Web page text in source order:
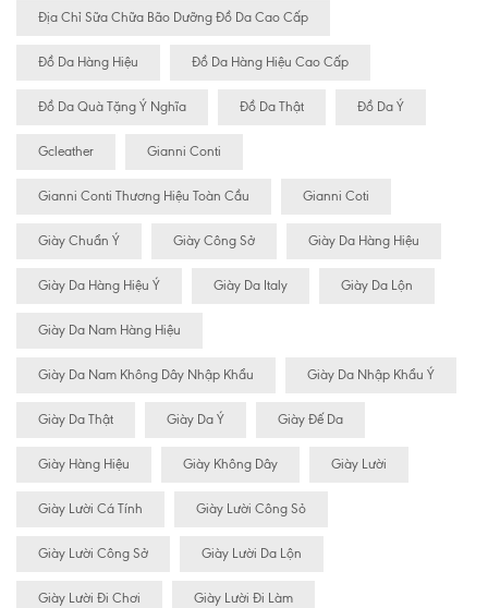
Địa Chỉ Sữa Chữa Bão Dưỡng Đồ Da Cao Cấp
Đồ Da Hàng Hiệu Đồ Da Hàng Hiệu Cao Cấp
Đồ Da Quà Tặng Ý Nghĩa Đồ Da Thật Đồ Da Ý
Gcleather Gianni Conti
Gianni Conti Thương Hiệu Toàn Cầu Gianni Coti
Giày Chuẩn Ý Giày Công Sở Giày Da Hàng Hiệu
Giày Da Hàng Hiệu Ý Giày Da Italy Giày Da Lộn
Giày Da Nam Hàng Hiệu
Giày Da Nam Không Dây Nhập Khẩu Giày Da Nhập Khẩu Ý
Giày Da Thật Giày Da Ý Giày Đế Da
Giày Hàng Hiệu Giày Không Dây Giày Lười
Giày Lười Cá Tính Giày Lười Công Sỏ
Giày Lười Công Sở Giày Lười Da Lộn
Giày Lười Đi Chơi Giày Lười Đi Làm